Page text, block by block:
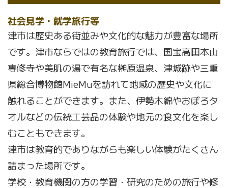
社会見学・就学旅行等
津市は歴史ある街並みや文化的な魅力が豊富な場所
です。津市ならではの教育旅行では、国宝高田本山
専修寺や美肌の湯で有名な榊原温泉、津城跡や三重
県総合博物館MieMuを訪れて地域の歴史や文化に
触れることができます。また、伊勢木綿やおぼろタ
オルなどの伝統工芸品の体験や地元の食文化を楽し
むこともできます。
津市は教育的でありながらも楽しい体験がたくさん
詰まった場所です。
学校・教育機関の方の学習・研究のための旅行や修